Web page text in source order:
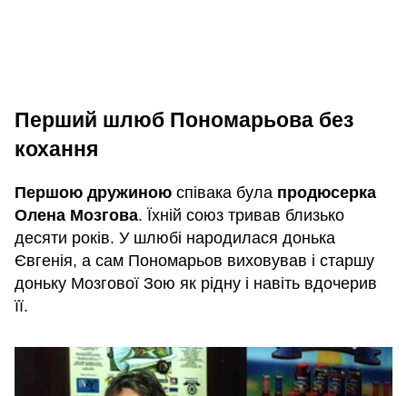
Перший шлюб Пономарьова без
кохання
Першою дружиною співака була продюсерка
Олена Мозгова. Їхній союз тривав близько
десяти років. У шлюбі народилася донька
Євгенія, а сам Пономарьов виховував і старшу
доньку Мозгової Зою як рідну і навіть вдочерив
її.